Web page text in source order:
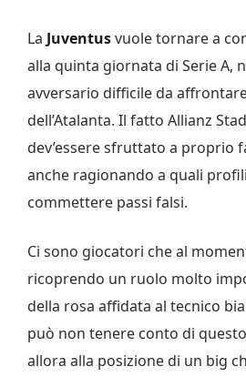
La Juventusvuole tornare a
alla quinta giornata di Serie A,
avversario difficile da
dell’Atalanta. Il fatto Allianz
dev’essere sfruttato a proprio
anche ragionando a quali
commettere passi falsi.
Ci sono giocatori che al
ricoprendo un ruolo molto
della rosa affidata al tecnico
può non tenere conto di
allora alla posizione di un big